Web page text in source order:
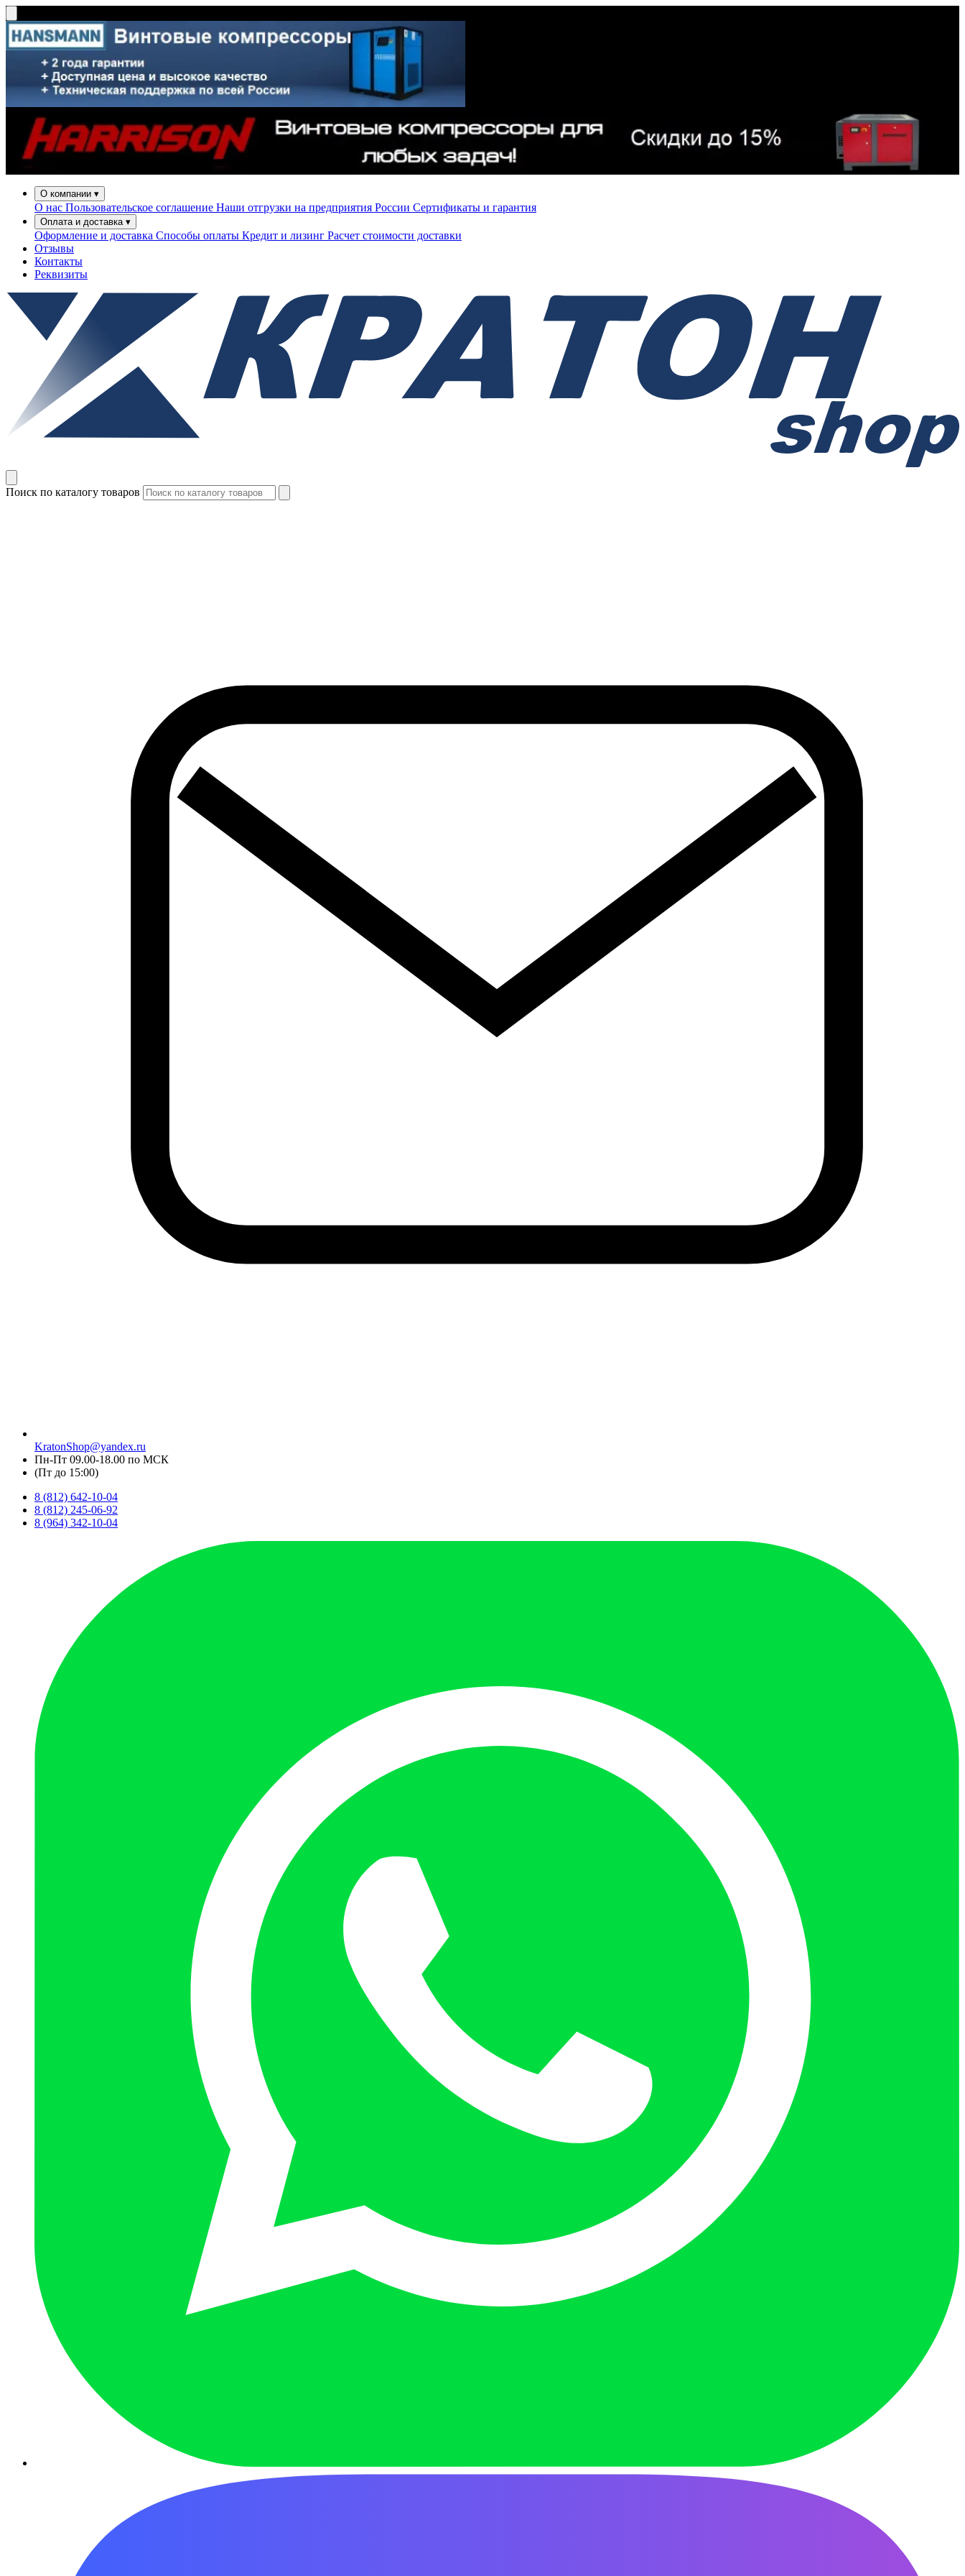
О компании ▾
О нас Пользовательское соглашение Наши отгрузки на предприятия России Сертификаты и гарантия
Оплата и доставка ▾
Оформление и доставка Способы оплаты Кредит и лизинг Расчет стоимости доставки
Отзывы
Контакты
Реквизиты
Поиск по каталогу товаров
KratonShop@yandex.ru
Пн-Пт 09.00-18.00 по МСК
(Пт до 15:00)
8 (812) 642-10-04
8 (812) 245-06-92
8 (964) 342-10-04